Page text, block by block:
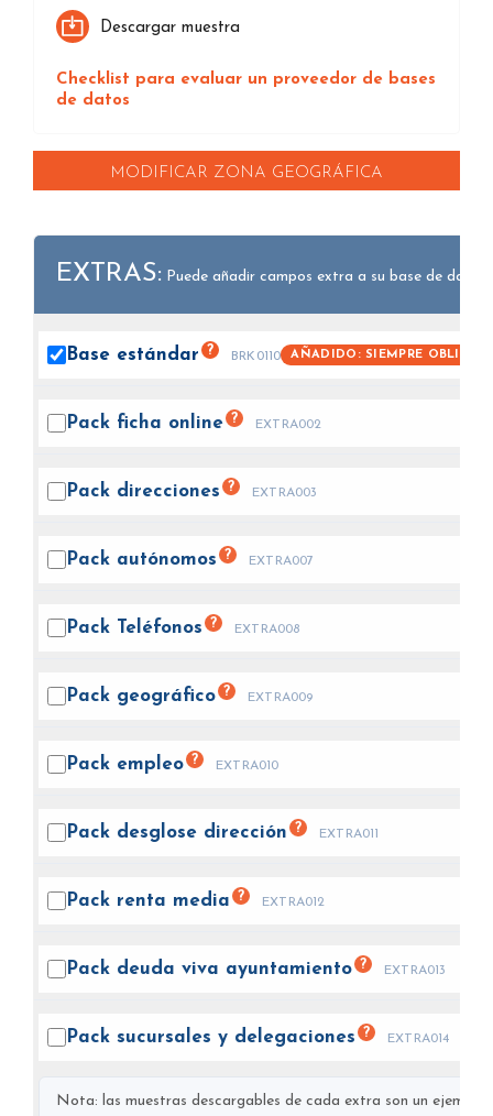
Descargar muestra
Checklist para evaluar un proveedor de bases
de datos
MODIFICAR ZONA GEOGRÁFICA
EXTRAS: Puede añadir campos extra a su base de datos.
Base estándar ? BRK0110 AÑADIDO: SIEMPRE
Pack ficha online ? EXTRA002
Pack direcciones ? EXTRA003
Pack autónomos ? EXTRA007
Pack Teléfonos ? EXTRA008
Pack geográfico ? EXTRA009
Pack empleo ? EXTRA010
Pack desglose dirección ? EXTRA011
Pack renta media ? EXTRA012
Pack deuda viva ayuntamiento ? EXTRA013
Pack sucursales y delegaciones ? EXTRA014
Nota: las muestras descargables de cada extra son un